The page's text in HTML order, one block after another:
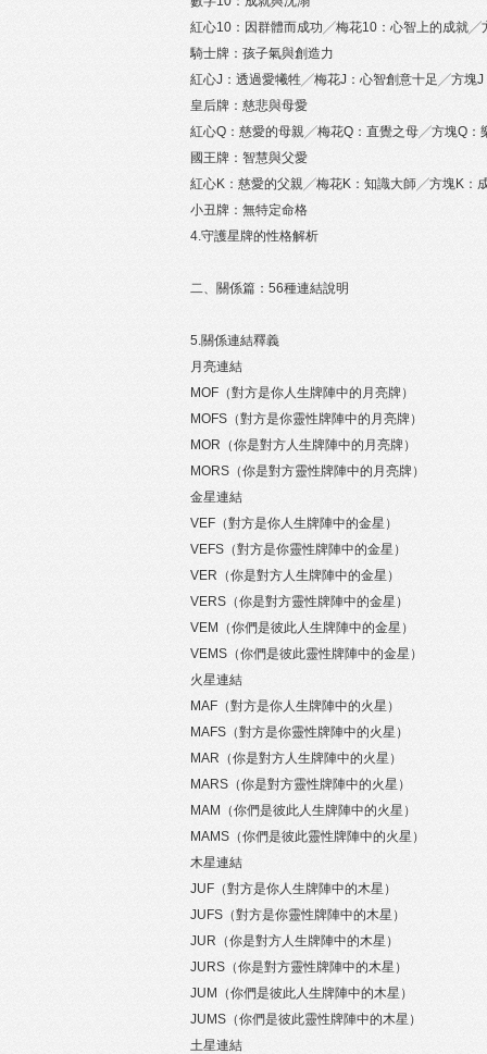
紅心10：因群體而成功╱梅花10：心智上的成就
騎士牌：孩子氣與創造力
紅心J：透過愛犧牲╱梅花J：心智創意十足╱方塊
皇后牌：慈悲與母愛
紅心Q：慈愛的母親╱梅花Q：直覺之母╱方塊Q：
國王牌：智慧與父愛
紅心K：慈愛的父親╱梅花K：知識大師╱方塊K：
小丑牌：無特定命格
4.守護星牌的性格解析
二、關係篇：56種連結說明
5.關係連結釋義
月亮連結
MOF（對方是你人生牌陣中的月亮牌）
MOFS（對方是你靈性牌陣中的月亮牌）
MOR（你是對方人生牌陣中的月亮牌）
MORS（你是對方靈性牌陣中的月亮牌）
金星連結
VEF（對方是你人生牌陣中的金星）
VEFS（對方是你靈性牌陣中的金星）
VER（你是對方人生牌陣中的金星）
VERS（你是對方靈性牌陣中的金星）
VEM（你們是彼此人生牌陣中的金星）
VEMS（你們是彼此靈性牌陣中的金星）
火星連結
MAF（對方是你人生牌陣中的火星）
MAFS（對方是你靈性牌陣中的火星）
MAR（你是對方人生牌陣中的火星）
MARS（你是對方靈性牌陣中的火星）
MAM（你們是彼此人生牌陣中的火星）
MAMS（你們是彼此靈性牌陣中的火星）
木星連結
JUF（對方是你人生牌陣中的木星）
JUFS（對方是你靈性牌陣中的木星）
JUR（你是對方人生牌陣中的木星）
JURS（你是對方靈性牌陣中的木星）
JUM（你們是彼此人生牌陣中的木星）
JUMS（你們是彼此靈性牌陣中的木星）
土星連結